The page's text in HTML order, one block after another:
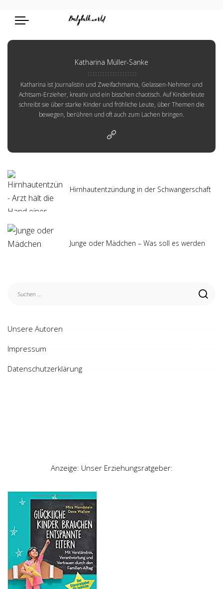
Katharina Müller-Sanke
Katharina ist Journalistin und Zweifachmama, Gelassen-Nehmer und
Achtsam-Erzieher, kreativ und ein bisschen chaotisch. Auf Kinderleute
schreibt sie über starke Kinder und fröhliche Leute, über Themen die
bewegen, berühren und oft auch zum Lachen bringen.
Hirnhautentzündung in der Schwangerschaft
Junge oder Mädchen – Was soll es werden
Unsere Autoren
Impressum
Datenschutzerklärung
Anzeige: Unser Erziehungsratgeber: